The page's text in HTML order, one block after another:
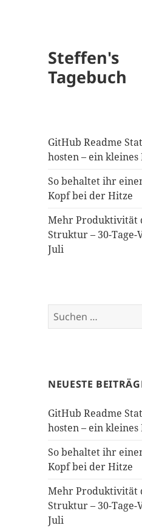
Steffen's
Tagebuch
GitHub Readme
hosten – ein
So behaltet ihr
Kopf bei der Hitze
Mehr Produktivität
Struktur – 30-Tage-
Juli
Suchen
nach:
NEUESTE
GitHub Readme
hosten – ein
So behaltet ihr
Kopf bei der Hitze
Mehr Produktivität
Struktur – 30-Tage-
Juli